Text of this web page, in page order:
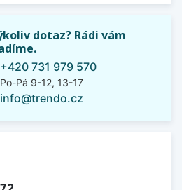
dotaz? Rádi vám
+420 731 979 570
Po-Pá 9-12, 13-17
info@trendo.cz